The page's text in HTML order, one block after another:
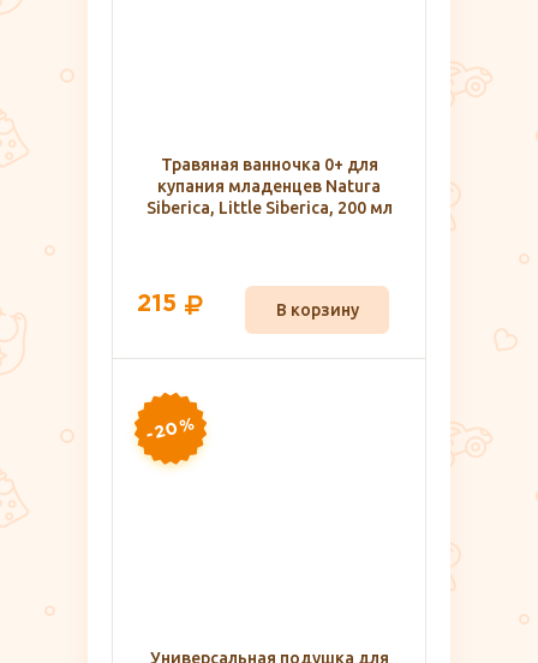
Травяная ванночка 0+ для
купания младенцев Natura
Siberica, Little Siberica, 200 мл
215 В корзину
-20%
Универсальная подушка для